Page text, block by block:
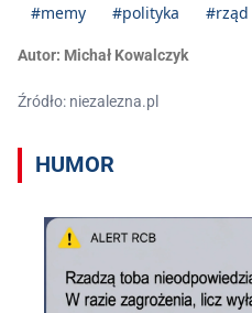
#memy #polityka #rząd
Autor: Michał Kowalczyk
Źródło: niezalezna.pl
HUMOR